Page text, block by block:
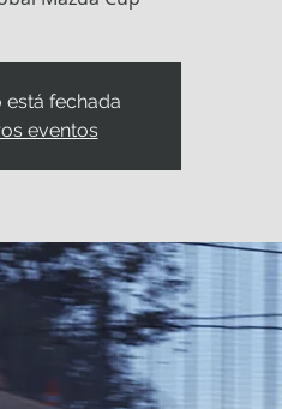
está fechada
eventos